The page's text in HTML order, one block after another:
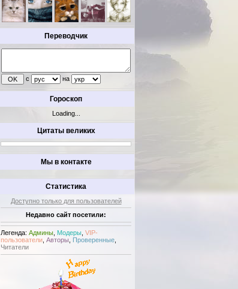
Переводчик
с на
Гороскоп
Loading...
Цитаты великих
Мы в контакте
Статистика
Доступно только для пользователей
Недавно сайт посетили:
Легенда: Админы Модеры VIP-
пользователи Авторы Проверенные
Читатели